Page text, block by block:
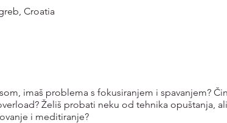
Croatia
imaš problema s fokusiranjem i spavanjem?
Želiš probati neku od tehnika opuštanja,
i meditiranje?